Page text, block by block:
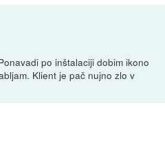
po inštalaciji dobim ikono
Klient je pač nujno zlo v